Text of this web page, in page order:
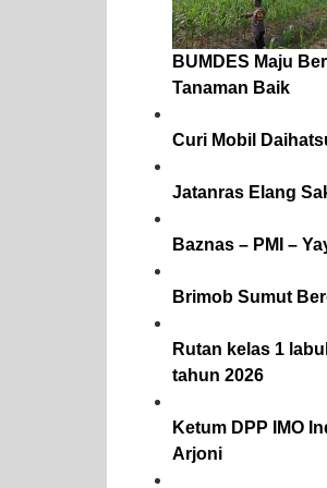
BUMDES Maju
Tanaman Baik
Curi Mobil
Jatanras Elang
Baznas – PMI –
Brimob Sumut
Rutan kelas 1
tahun 2026
Ketum DPP IMO
Arjoni